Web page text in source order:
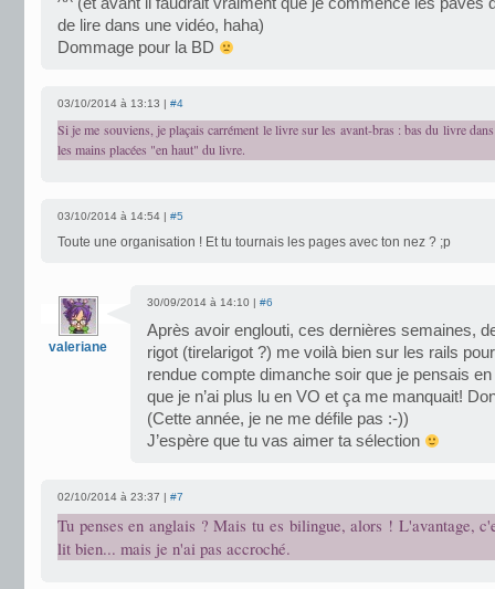
de lire dans une vidéo, haha)
Dommage pour la BD
03/10/2014 à 13:13 | #4
Si je me souviens, je plaçais carrément le livre sur les avant-bras : bas du livre
les mains placées "en haut" du livre.
03/10/2014 à 14:54 | #5
Toute une organisation ! Et tu tournais les pages avec ton nez ? ;p
valeriane
30/09/2014 à 14:10 | #6
Après avoir englouti, ces dernières semaines,
rigot (tirelarigot ?) me voilà bien sur les rails
rendue compte dimanche soir que je pensais
que je n’ai plus lu en VO et ça me manquait!
(Cette année, je ne me défile pas :-))
J’espère que tu vas aimer ta sélection
02/10/2014 à 23:37 | #7
Tu penses en anglais ? Mais tu es bilingue, alors ! L'avantage,
lit bien... mais je n'ai pas accroché.